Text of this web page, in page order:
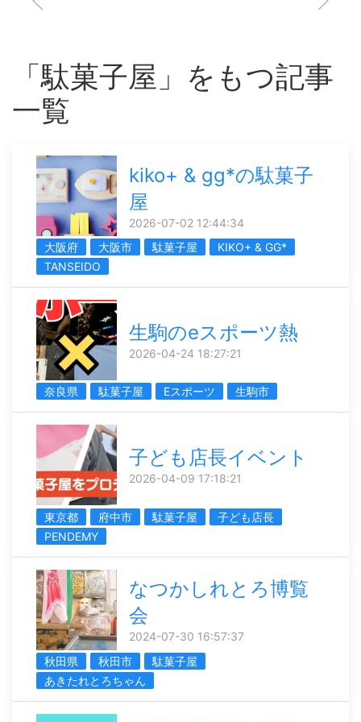
「駄菓子屋」をもつ記事
一覧
kiko+ & gg*の駄菓子
屋
2026-07-02 12:44:34
大阪府
大阪市 駄菓子屋
KIKO+ & GG*
TANSEIDO
生駒のeスポーツ熱
2026-04-24 18:27:21
奈良県 駄菓子屋 Eスポーツ 生駒市
子ども店長イベント
2026-04-09 17:18:21
東京都 府中市 駄菓子屋
子ども店長
PENDEMY
なつかしれとろ博覧
会
2024-07-30 16:57:37
秋田県
秋田市
駄菓子屋
あきたれとろちゃん